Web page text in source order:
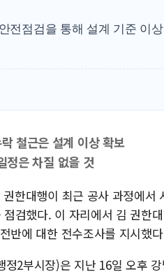
전점검을 통해 설계 기준 이
철근은 설계 이상 확보
정은 차질 없을 것
한대행이 최근 공사 과정에서
검했다. 이 자리에서 김 권한
반에 대한 전수조사를 지시했
2부시장)은 지난 16일 오후